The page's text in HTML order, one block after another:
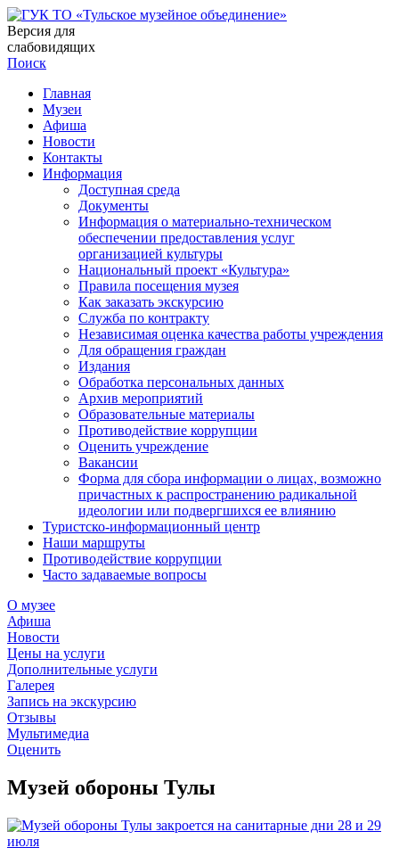
Версия для
слабовидящих
Поиск
Главная
Музеи
Афиша
Новости
Контакты
Информация
Доступная среда
Документы
Информация о материально-техническом
обеспечении предоставления услуг
организацией культуры
Национальный проект «Культура»
Правила посещения музея
Как заказать экскурсию
Служба по контракту
Независимая оценка качества работы учреждения
Для обращения граждан
Издания
Обработка персональных данных
Архив мероприятий
Образовательные материалы
Противодействие коррупции
Оценить учреждение
Вакансии
Форма для сбора информации о лицах, возможно
причастных к распространению радикальной
идеологии или подвергшихся ее влиянию
Туристско-информационный центр
Наши маршруты
Противодействие коррупции
Часто задаваемые вопросы
О музее
Афиша
Новости
Цены на услуги
Дополнительные услуги
Галерея
Запись на экскурсию
Отзывы
Мультимедиа
Оценить
Музей обороны Тулы